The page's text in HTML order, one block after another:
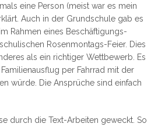
eine Person (meist war es mein
Auch in der Grundschule gab es
Rahmen eines Beschäftigungs-
Rosenmontags-Feier. Dies
als ein richtiger Wettbewerb. Es
per Fahrrad mit der
würde. Die Ansprüche sind einfach
durch die Text-Arbeiten geweckt. So